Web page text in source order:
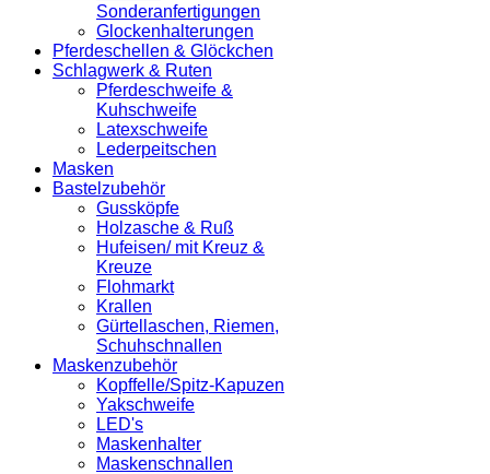
Sonderanfertigungen
Glockenhalterungen
Pferdeschellen & Glöckchen
Schlagwerk & Ruten
Pferdeschweife &
Kuhschweife
Latexschweife
Lederpeitschen
Masken
Bastelzubehör
Gussköpfe
Holzasche & Ruß
Hufeisen/ mit Kreuz &
Kreuze
Flohmarkt
Krallen
Gürtellaschen, Riemen,
Schuhschnallen
Maskenzubehör
Kopffelle/Spitz-Kapuzen
Yakschweife
LED's
Maskenhalter
Maskenschnallen